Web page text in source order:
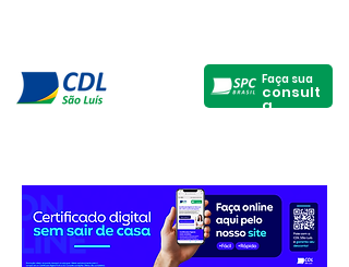
Faça sua
consult
a